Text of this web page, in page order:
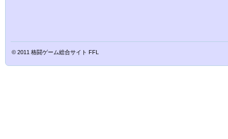
© 2011 格闘ゲーム総合サイト FFL